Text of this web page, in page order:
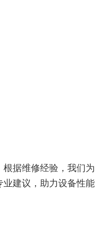
据维修经验，我们为
建议，助力设备性能